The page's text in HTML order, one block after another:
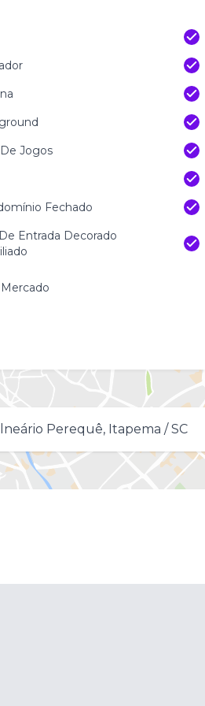
Jogos
Fechado
Entrada Decorado
Perequê, Itapema / SC